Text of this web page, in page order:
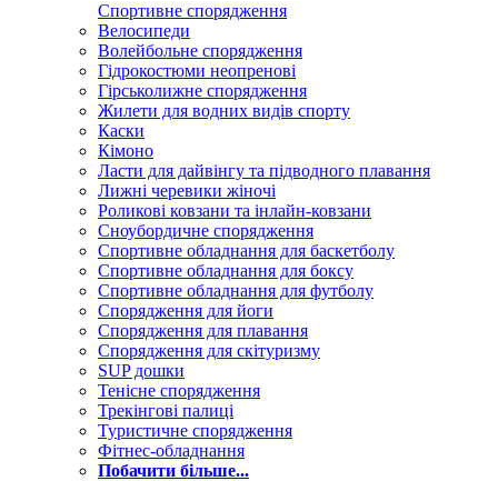
Спортивне спорядження
Велосипеди
Волейбольне спорядження
Гідрокостюми неопренові
Гірськолижне спорядження
Жилети для водних видів спорту
Каски
Кімоно
Ласти для дайвінгу та підводного плавання
Лижні черевики жіночі
Роликові ковзани та інлайн-ковзани
Сноубордичне спорядження
Спортивне обладнання для баскетболу
Спортивне обладнання для боксу
Спортивне обладнання для футболу
Спорядження для йоги
Спорядження для плавання
Спорядження для скітуризму
SUP дошки
Тенісне спорядження
Трекінгові палиці
Туристичне спорядження
Фітнес-обладнання
Побачити більше...